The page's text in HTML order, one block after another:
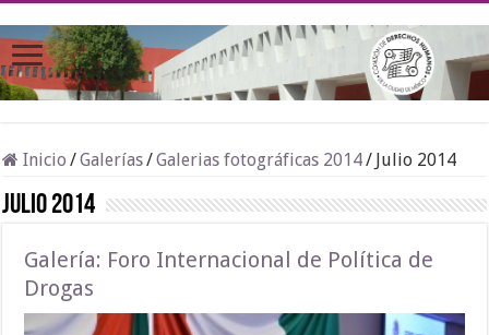
Inicio /Galerías/Galerias fotográficas 2014/ Julio 2014
Julio 2014
Galería: Foro Internacional de Política de
Drogas